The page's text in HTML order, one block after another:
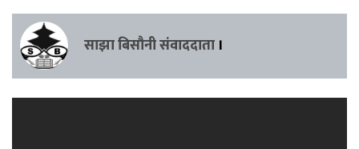
साझा बिसौनी संवाददाता ।